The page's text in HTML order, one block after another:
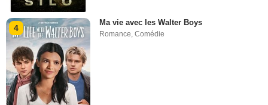
4
Ma vie avec les Walter Boys
Romance,Comédie